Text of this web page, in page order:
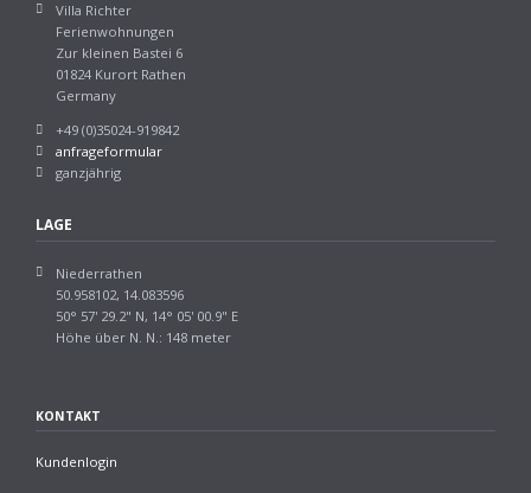
Villa Richter
Ferienwohnungen
Zur kleinen Bastei 6
01824 Kurort Rathen
Germany
+49 (0)35024-919842
anfrageformular
ganzjährig
LAGE
Niederrathen
50.958102, 14.083596
50° 57' 29.2" N, 14° 05' 00.9" E
Höhe über N. N.: 148 meter
KONTAKT
Kundenlogin